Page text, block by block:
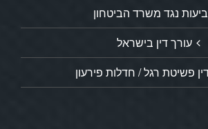
נגד משרד הביטחון
עורך דין בישראל
פשיטת רגל / חדלות פירעון